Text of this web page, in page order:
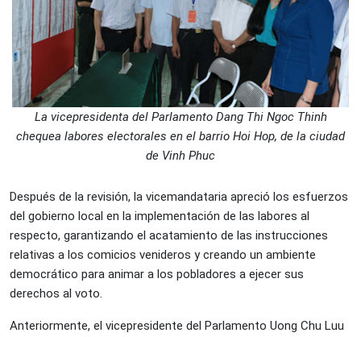
La vicepresidenta del Parlamento Dang Thi Ngoc Thinh
chequea labores electorales en el barrio Hoi Hop, de la ciudad
de Vinh Phuc
Después de la revisión, la vicemandataria apreció los esfuerzos
del gobierno local en la implementación de las labores al
respecto, garantizando el acatamiento de las instrucciones
relativas a los comicios venideros y creando un ambiente
democrático para animar a los pobladores a ejecer sus
derechos al voto.
Anteriormente, el vicepresidente del Parlamento Uong Chu Luu